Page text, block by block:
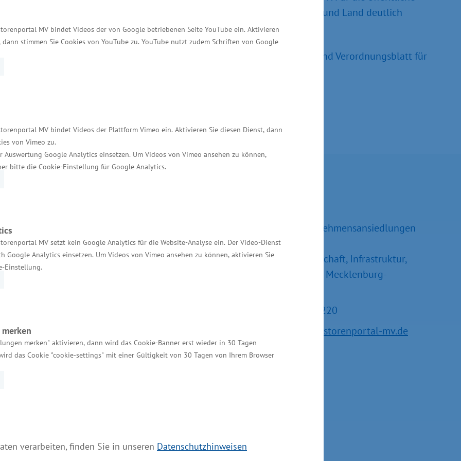
MV bindet Videos der von Google betriebenen Seite YouTube ein. Aktivieren
dann stimmen Sie Cookies von YouTube zu. YouTube nutzt zudem Schriften von Google
MV bindet Videos der Plattform Vimeo ein. Aktivieren Sie diesen Dienst, dann
von Vimeo zu.
Auswertung Google Analytics einsetzen. Um Videos von Vimeo ansehen zu können,
bitte die Cookie-Einstellung für Google Analytics.
MV setzt kein Google Analytics für die Website-Analyse ein. Der Video-Dienst
Google Analytics einsetzen. Um Videos von Vimeo ansehen zu können, aktivieren Sie
Einstellung.
merken" aktivieren, dann wird das Cookie-Banner erst wieder in 30 Tagen
das Cookie "cookie-settings" mit einer Gültigkeit von 30 Tagen von Ihrem Browser
verarbeiten, finden Sie in unseren Datenschutzhinweisen
für unsere Unternehmen wird der Zugang zu Aufträgen von Kommunen und Land deutlich
Verfahrensverordnung; 2. März 2026, Gesetz- und Verordnungsblatt für
MV Serviceportal
Aktuelle Broschüren und Downloads
Datenschutz
Bildnachweis
Referatsleiter Unternehmensansiedlungen
und –erweiterungen
Ministerium für Wirtschaft, Infrastruktur,
Tourismus und Arbeit Mecklenburg-
Tel.: +49 385 588-15220
service@investorenportal-mv.de